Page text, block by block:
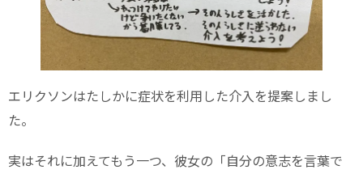
エリクソンはたしかに症状を利用した介入を提案しまし
た。
実はそれに加えてもう一つ、彼女の「自分の意志を言葉で